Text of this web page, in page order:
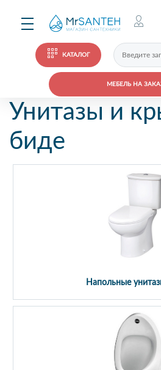
КАТАЛОГ
МЕБЕЛЬ НА
Унитазы и
биде
Напольные